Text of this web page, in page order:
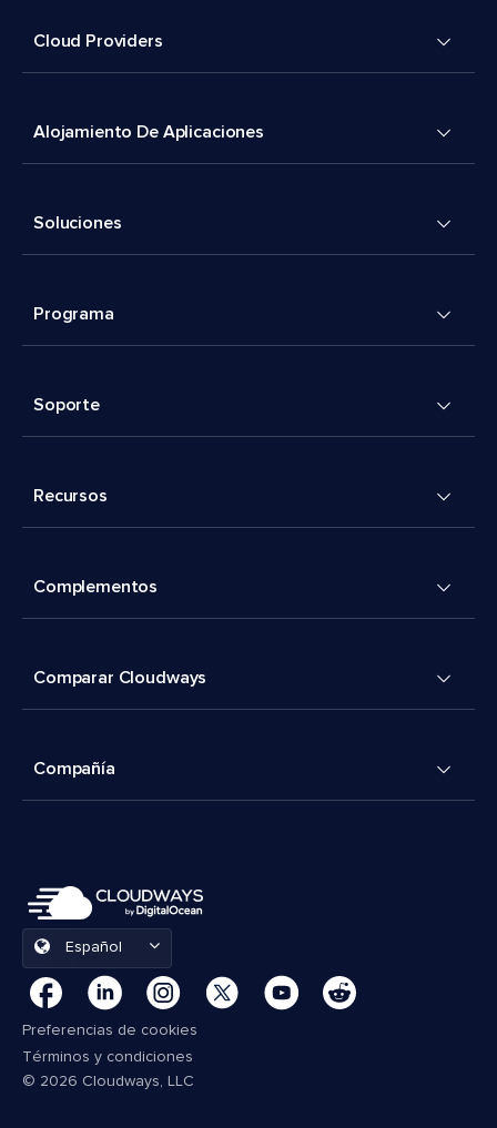
Cloud Providers
Alojamiento De Aplicaciones
Soluciones
Programa
Soporte
Recursos
Complementos
Comparar Cloudways
Compañía
Español
Preferencias de cookies
Términos y condiciones
© 2026 Cloudways, LLC